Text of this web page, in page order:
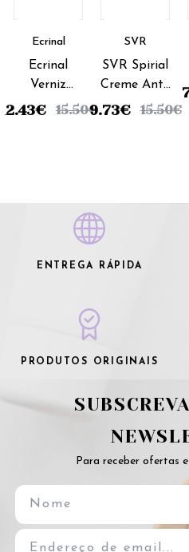
Ecrinal
Ecrinal
Verniz
Amargo
12.43€ 15.50€
SVR
SVR Spirial
Creme Anti-
transpirante
9.73€ 15.50€
ENTREGA RÁPIDA
PRODUTOS ORIGINAIS
Para receber ofertas